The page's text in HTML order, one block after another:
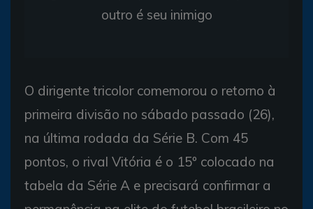
outro é seu inimigo
O dirigente tricolor comemorou o retorno à
primeira divisão no sábado passado (26),
na última rodada da Série B. Com 45
pontos, o rival Vitória é o 15º colocado na
tabela da Série A e precisará confirmar a